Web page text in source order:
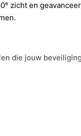
zicht en
die jouw